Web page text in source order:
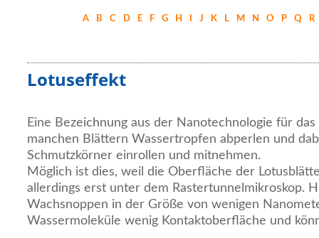
A B C D E F G H J K L M N O P Q R
Lotuseffekt
Eine Bezeichnung aus der Nanotechnologie für das
manchen Blättern Wassertropfen abperlen und
Schmutzkörner einrollen und mitnehmen.
Möglich ist dies, weil die Oberfläche der
allerdings erst unter dem Rastertunnelmikroskop.
Wachsnoppen in der Größe von wenigen
Wassermoleküle wenig Kontaktoberfläche und